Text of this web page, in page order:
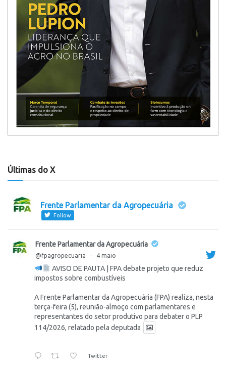
Últimas do X
Frente Parlamentar da Agropecuária
Follow
Frente Parlamentar da Agropecuária
@fpagropecuaria · 4 maio
AVISO DE PAUTA | FPA debate projeto que reduz
impostos sobre combustíveis
A Frente Parlamentar da Agropecuária (FPA) realiza, nesta
terça-feira (5), reunião-almoço com parlamentares e
representantes do setor produtivo para debater o PLP
114/2026, relatado pela deputada
Twitter